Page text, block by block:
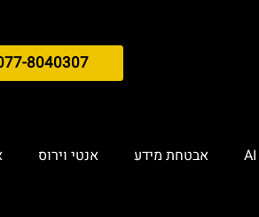
8040307
אבטחת מידע אנטי וירוס